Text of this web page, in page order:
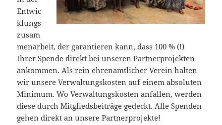
Entwic
klungs
zusam
menarbeit, der garantieren kann, dass 100 % (!)
Ihrer Spende direkt bei unseren Partnerprojekten
ankommen. Als rein ehrenamtlicher Verein halten
wir unsere Verwaltungskosten auf einem absoluten
Minimum. Wo Verwaltungskosten anfallen, werden
diese durch Mitgliedsbeiträge gedeckt. Alle Spenden
gehen direkt an unsere Partnerprojekte!